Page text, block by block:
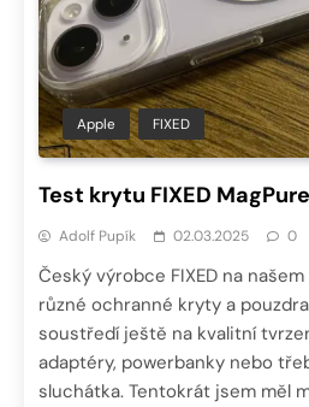
Apple FIXED
Test krytu FIXED
Adolf Pupík 02.03.2025 0
Český výrobce FIXED na
různé ochranné kryty a
soustředí ještě na kvalitní
adaptéry, powerbanky nebo
sluchátka. Tentokrát jsem měl